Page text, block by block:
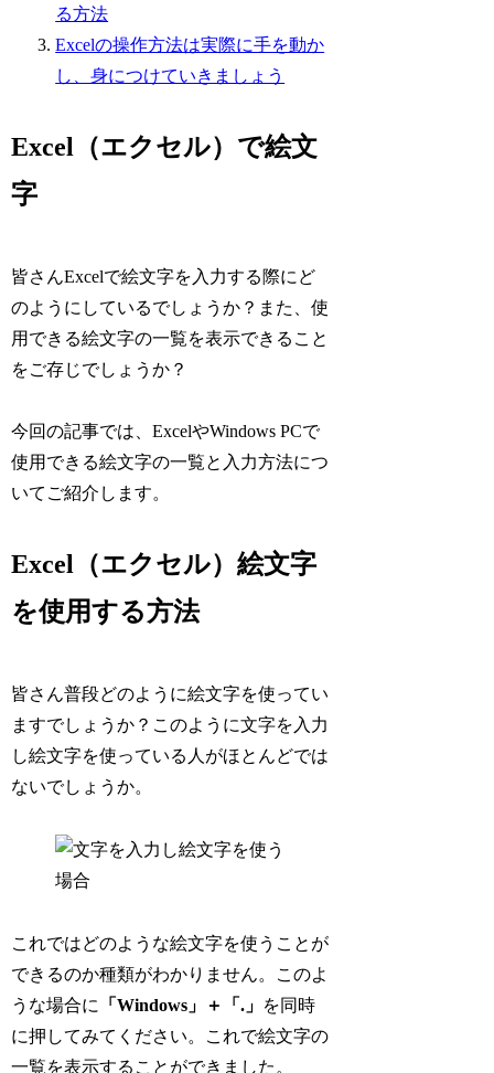
る方法
Excelの操作方法は実際に手を動か
し、身につけていきましょう
Excel（エクセル）で絵文
字
皆さんExcelで絵文字を入力する際にど
のようにしているでしょうか？また、使
用できる絵文字の一覧を表示できること
をご存じでしょうか？
今回の記事では、ExcelやWindows PCで
使用できる絵文字の一覧と入力方法につ
いてご紹介します。
Excel（エクセル）絵文字
を使用する方法
皆さん普段どのように絵文字を使ってい
ますでしょうか？このように文字を入力
し絵文字を使っている人がほとんどでは
ないでしょうか。
これではどのような絵文字を使うことが
できるのか種類がわかりません。このよ
うな場合に
「Windows」＋「.」 を同時
に押してみてください。これで絵文字の
一覧を表示することができました。